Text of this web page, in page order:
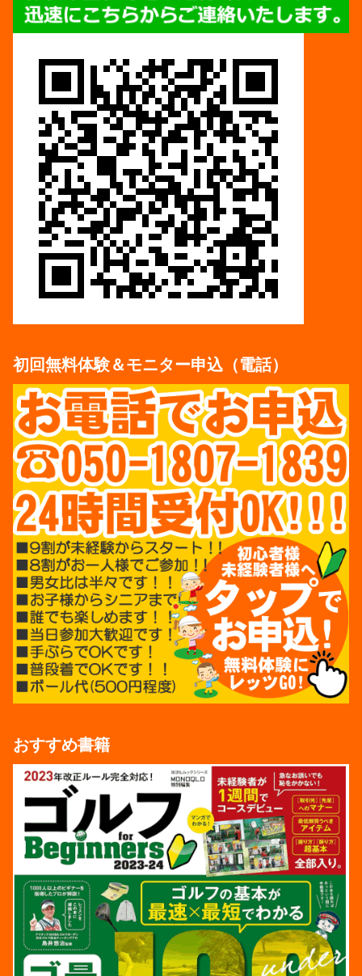
初回無料体験＆モニター申込（電話）
おすすめ書籍